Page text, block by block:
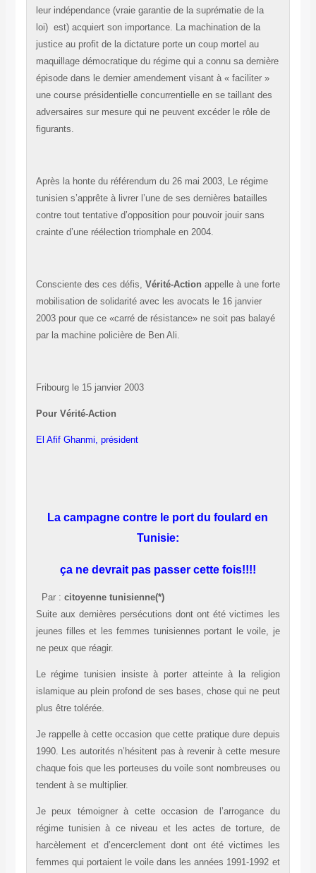
leur indépendance (vraie garantie de la suprématie de la
loi) est) acquiert son importance. La machination de la
justice au profit de la dictature porte un coup mortel au
maquillage démocratique du régime qui a connu sa dernière
épisode dans le dernier amendement visant à « faciliter »
une course présidentielle concurrentielle en se taillant des
adversaires sur mesure qui ne peuvent excéder le rôle de
figurants.
Après la honte du référendum du 26 mai 2003, Le régime
tunisien s’apprête à livrer l’une de ses dernières batailles
contre tout tentative d’opposition pour pouvoir jouir sans
crainte d’une réélection triomphale en 2004.
Consciente des ces défis, Vérité-Action appelle à une forte
mobilisation de solidarité avec les avocats le 16 janvier
2003 pour que ce «carré de résistance» ne soit pas balayé
par la machine policière de Ben Ali.
Fribourg le 15 janvier 2003
Pour Vérité-Action
El Afif Ghanmi, président
La campagne contre le port du foulard en
Tunisie:
ça ne devrait pas passer cette fois!!!!
Par : citoyenne tunisienne(*)
Suite aux dernières persécutions dont ont été victimes les
jeunes filles et les femmes tunisiennes portant le voile, je
ne peux que réagir.
Le régime tunisien insiste à porter atteinte à la religion
islamique au plein profond de ses bases, chose qui ne peut
plus être tolérée.
Je rappelle à cette occasion que cette pratique dure depuis
1990. Les autorités n’hésitent pas à revenir à cette mesure
chaque fois que les porteuses du voile sont nombreuses ou
tendent à se multiplier.
Je peux témoigner à cette occasion de l’arrogance du
régime tunisien à ce niveau et les actes de torture, de
harcèlement et d’encerclement dont ont été victimes les
femmes qui portaient le voile dans les années 1991-1992 et